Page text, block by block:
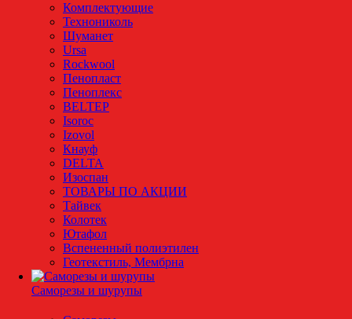
Комплектующие
Технониколь
Шуманет
Ursa
Rockwool
Пенопласт
Пеноплекс
BELTEP
Isoroc
Izovol
Кнауф
DELTA
Изоспан
ТОВАРЫ ПО АКЦИИ
Тайвек
Колотек
Ютафол
Вспененный полиэтилен
Геотекстиль, Мембрна
Саморезы и шурупы